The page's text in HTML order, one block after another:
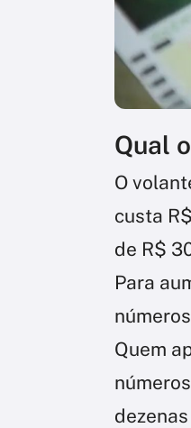
Qual
O
custa
de R$
Para
Quem